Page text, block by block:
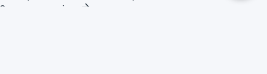
Замовити дзвінок
arrow_forward